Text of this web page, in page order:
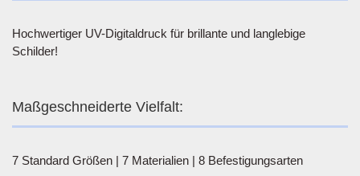
Hochwertiger UV-Digitaldruck für brillante und langlebige
Schilder!
Maßgeschneiderte Vielfalt:
7 Standard Größen | 7 Materialien | 8 Befestigungsarten